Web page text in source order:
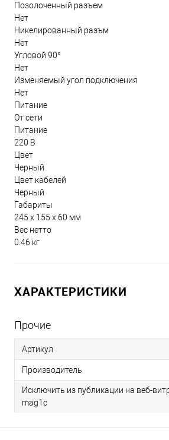
Позолоченный разъем
Нет
Никелированный разъм
Нет
Угловой 90°
Нет
Изменяемый угол подключения
Нет
Питание
От сети
Питание
220 В
Цвет
Черный
Цвет кабелей
Черный
Габариты
245 x 155 x 60 мм
Вес нетто
0.46 кг
ХАРАКТЕРИСТИКИ
Прочие
Артикул
Производитель
Исключить из публикации на веб-
mag1c